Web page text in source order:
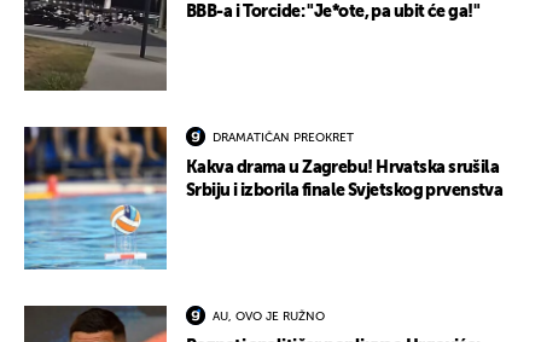
BBB-a i Torcide: "Je*ote, pa ubit će ga!"
DRAMATIČAN PREOKRET
Kakva drama u Zagrebu! Hrvatska srušila
Srbiju i izborila finale Svjetskog prvenstva
AU, OVO JE RUŽNO